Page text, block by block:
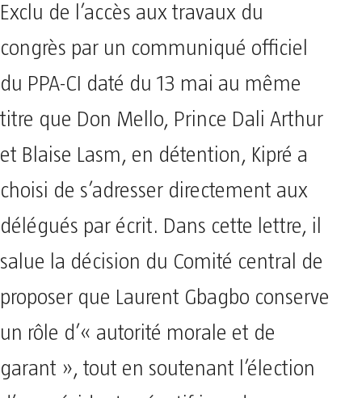
Exclu de l’accès aux travaux du
congrès par un communiqué officiel
du PPA-CI daté du 13 mai au même
titre que Don Mello, Prince Dali Arthur
et Blaise Lasm, en détention, Kipré a
choisi de s’adresser directement aux
délégués par écrit. Dans cette lettre, il
salue la décision du Comité central de
proposer que Laurent Gbagbo conserve
un rôle d’« autorité morale et de
garant », tout en soutenant l’élection